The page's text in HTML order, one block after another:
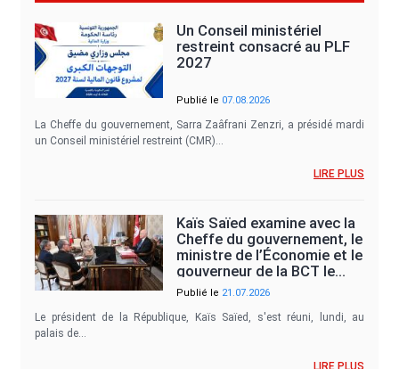
Un Conseil ministériel
restreint consacré au PLF
2027
Publié le 07.08.2026
La Cheffe du gouvernement, Sarra Zaâfrani Zenzri, a présidé mardi
un Conseil ministériel restreint (CMR)…
LIRE PLUS
Kaïs Saïed examine avec la
Cheffe du gouvernement, le
ministre de l’Économie et le
gouverneur de la BCT le…
Publié le 21.07.2026
Le président de la République, Kaïs Saïed, s'est réuni, lundi, au
palais de…